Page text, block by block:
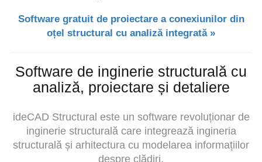
Software gratuit de proiectare a conexiunilor din
oțel structural cu analiză integrată »
Software de inginerie structurală cu
analiză, proiectare și detaliere
ideCAD Structural este un software revoluționar de
inginerie structurală care integrează ingineria
structurală și arhitectura cu modelarea informațiilor
despre clădiri.